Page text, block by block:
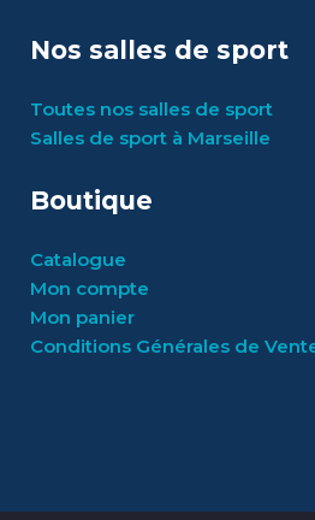
Nos salles de sport
Toutes nos salles de sport
Salles de sport à Marseille
Boutique
Catalogue
Mon compte
Mon panier
Conditions Générales de